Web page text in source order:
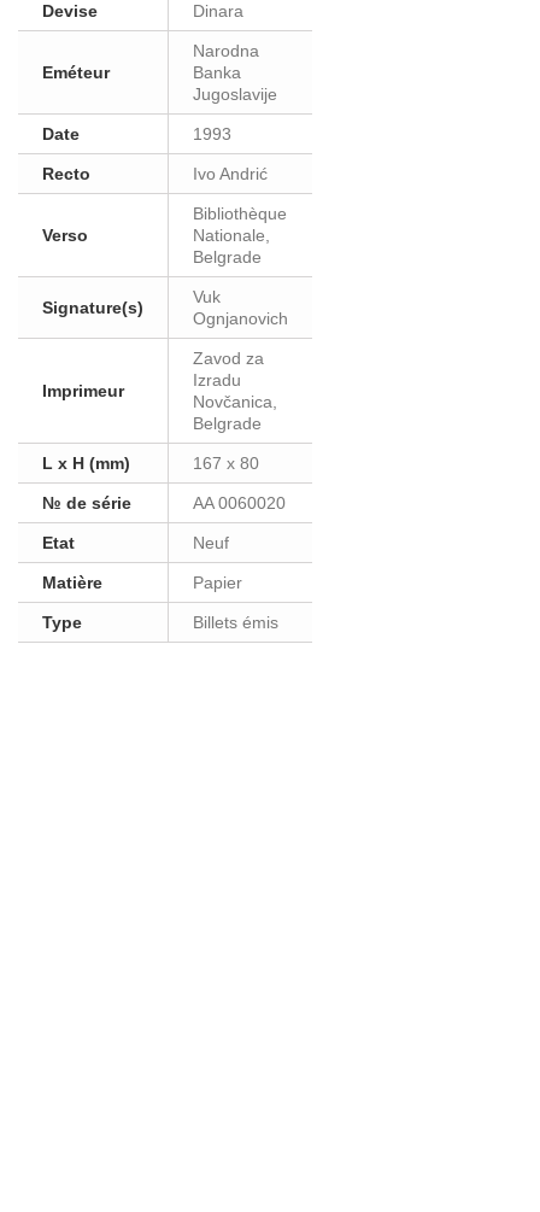
Devise Dinara
Eméteur
Narodna
Banka
Jugoslavije
Date 1993
Recto Ivo Andrić
Verso
Bibliothèque
Nationale,
Belgrade
Signature(s)
Vuk
Ognjanovich
Imprimeur
Zavod za
Izradu
Novčanica,
Belgrade
L x H (mm) 167 x 80
№ de série AA 0060020
Etat Neuf
Matière Papier
Type Billets émis